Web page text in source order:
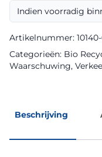
Recycling
Sign
aantal
Indien voorradig
Artikelnummer:
Categorieën: Bio
Waarschuwing,
Beschrijving